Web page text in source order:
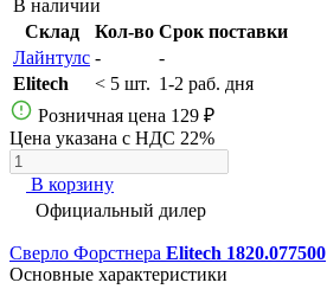
В наличии
Склад
Кол-во Срок поставки
Лайнтулс -
-
Elitech
< 5 шт. 1-2 раб. дня
Розничная цена 129 ₽
Цена указана с НДС 22%
В корзину
Официальный дилер
Сверло Форстнера Elitech 1820.077500
Основные характеристики